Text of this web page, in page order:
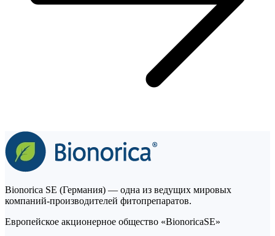
Bionorica SE (Германия) — одна из ведущих мировых
компаний-производителей фитопрепаратов.
Европейское акционерное общество «BionoricaSE»